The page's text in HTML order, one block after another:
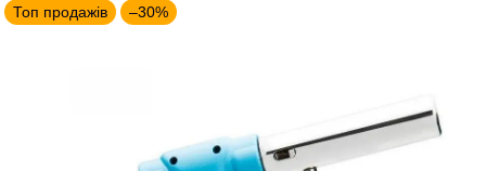
Топ продажів –30%